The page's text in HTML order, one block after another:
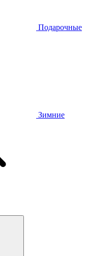
Подарочные
Зимние